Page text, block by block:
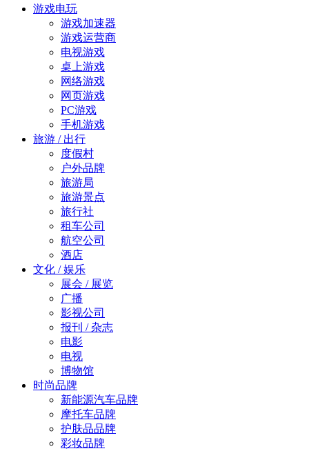
游戏电玩
游戏加速器
游戏运营商
电视游戏
桌上游戏
网络游戏
网页游戏
PC游戏
手机游戏
旅游 / 出行
度假村
户外品牌
旅游局
旅游景点
旅行社
租车公司
航空公司
酒店
文化 / 娱乐
展会 / 展览
广播
影视公司
报刊 / 杂志
电影
电视
博物馆
时尚品牌
新能源汽车品牌
摩托车品牌
护肤品品牌
彩妆品牌